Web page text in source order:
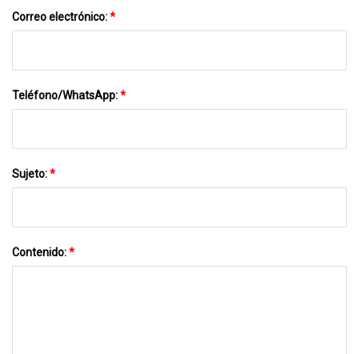
Correo electrónico:*
Teléfono/WhatsApp:*
Sujeto:*
Contenido:*